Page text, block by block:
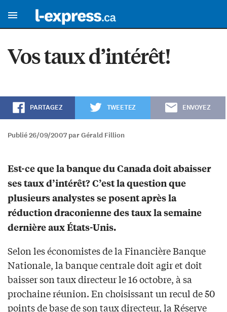
Vos taux d’intérêt!
PARTAGEZ TWEETEZ ENVOYEZ
Publié 26/09/2007 par Gérald Fillion
Est-ce que la banque du Canada doit abaisser
ses taux d’intérêt? C’est la question que
plusieurs analystes se posent après la
réduction draconienne des taux la semaine
dernière aux États-Unis.
Selon les économistes de la Financière Banque
Nationale, la banque centrale doit agir et doit
baisser son taux directeur le 16 octobre, à sa
prochaine réunion. En choisissant un recul de 50
points de base de son taux directeur, la Réserve